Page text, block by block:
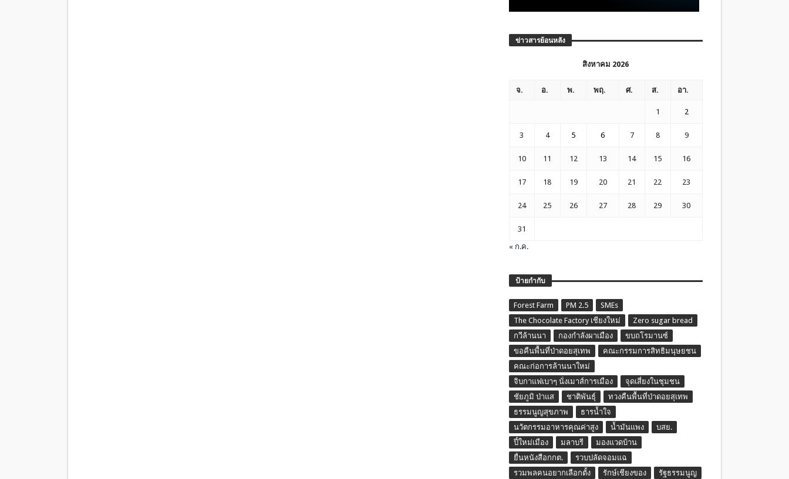
ข่าวสารย้อนหลัง
สิงหาคม 2026
จ. อ. พ. พฤ. ศ. ส. อา.
1 2
3 4 5 6 7 8 9
10 11 12 13 14 15 16
17 18 19 20 21 22 23
24 25 26 27 28 29 30
31
« ก.ค.
ป้ายกำกับ
Forest Farm PM 2.5
SMEs
The Chocolate Factory เชียงใหม่
Zero sugar bread
กวีล้านนา
กองกำลังผาเมือง
ขบถโรมานซ์
ขอคืนพื้นที่ป่าดอยสุเทพ
คณะกรรมการสิทธิมนุษยชน
คณะก่อการล้านนาใหม่
จิบกาแฟเบาๆ นั่งเมาส์การเมือง
จุดเสี่ยงในชุมชน
ชัยภูมิ ป่าแส
ชาติพันธุ์
ทวงคืนพื้นที่ป่าดอยสุเทพ
ธรรมนูญสุขภาพ
ธารน้ำใจ
นวัตกรรมอาหารคุณค่าสูง
น้ำมันแพง
บสย.
ปี๋ใหม่เมือง
มลาบรี
มองแวดบ้าน
ยื่นหนังสือกกต.
รวบปลัดจอมแฉ
รวมพลคนอยากเลือกตั้ง
รักษ์เชียงของ รัฐธรรมนูญ